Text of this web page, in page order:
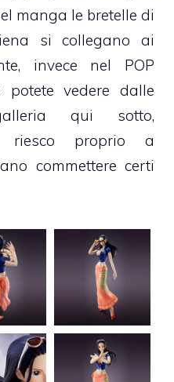
manga le bretelle di
si collegano ai
invece nel POP
potete vedere dalle
qui sotto,
riesco proprio a
commettere certi